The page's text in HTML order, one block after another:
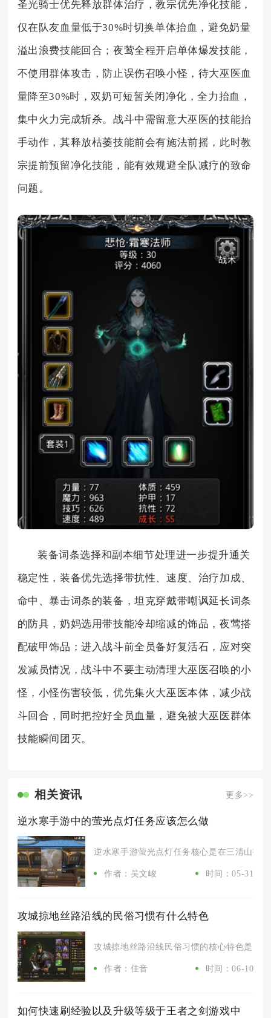
圣光骑士优先释放群体治疗，教宗优先净化技能，
仅在队友血量低于30%时切换单体抬血，避免奶量
溢出浪费技能回合；夜莺全程开启单体爆发技能，
不使用群体攻击，防止误伤召唤小怪，待大巫医血
量降至30%时，双奶可短暂关闭净化，全力抬血，
集中火力完成斩杀。战斗中需留意大巫医的技能抬
手动作，其释放枯萎技能前会有施法前摇，此时教
宗提前预留净化技能，能有效规避全队减疗的致命
问题。
装备词条选择和副本细节处理进一步提升通关
稳定性，装备优先选择带抗性、速度、治疗加成、
命中、暴击词条的装备，坦克穿戴带嘲讽延长词条
的防具，奶妈选用带技能冷却缩减的饰品，夜莺搭
配破甲饰品；进入战斗前全员备好复活石，应对突
发减员情况，战斗中不要主动清理大巫医召唤的小
怪，小怪伤害较低，优先集火大巫医本体，减少战
斗回合，同时把控好全员血量，避免被大巫医群体
技能瞬间团灭。
相关资讯 更多>>
逆水寒手游中的萤光点灯任务应该怎么做
逆水寒手游萤光点灯任务核心是在三清山找
作者：吴文峻 时间：05-31
攻城掠地丝路沿线的民俗习惯有什么特色
攻城掠地丝路沿线民俗习惯的核心特色是多
作者：佳音 时间：06-10
如何快速刷经验以及升级等级于王者之剑游戏中